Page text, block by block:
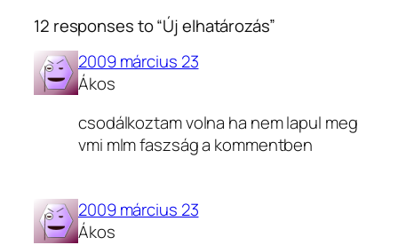
12 responses to “Új elhatározás”
2009 március 23
Ákos
csodálkoztam volna ha nem lapul meg
vmi mlm faszság a kommentben
2009 március 23
Ákos